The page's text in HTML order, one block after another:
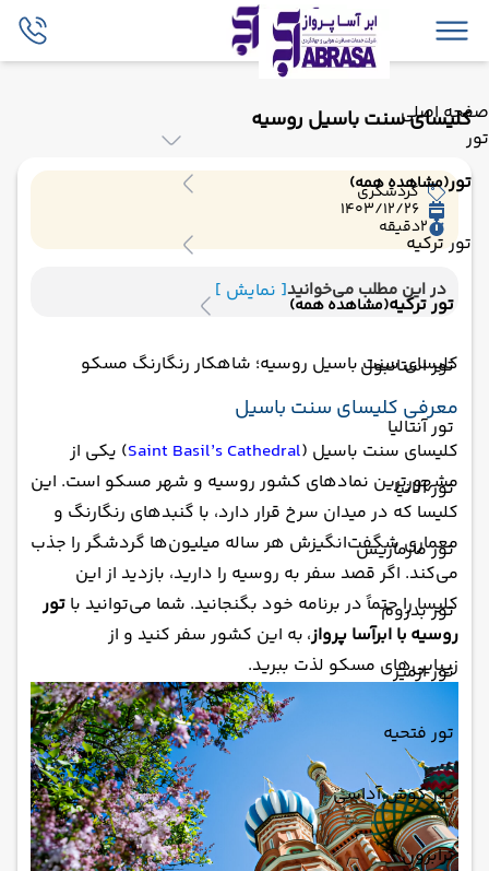
صفحه اصلی
تور
تور(مشاهده همه)
تور ترکیه
تور ترکیه(مشاهده همه)
تور استانبول
تور آنتالیا
تور آلانیا
تور مارماریس
تور بدروم
تور ازمیر
تور فتحیه
تور کوش آداسی
ترابزون
کلیسای سنت باسیل روسیه
گردشگری
1403/12/26
2دقیقه
در این مطلب می‌خوانید[ نمایش ]
کلیسای سنت باسیل روسیه؛ شاهکار رنگارنگ مسکو
معرفی کلیسای سنت باسیل
کلیسای سنت باسیل (Saint Basil’s Cathedral) یکی از
مشهورترین نمادهای کشور روسیه و شهر مسکو است. این
کلیسا که در میدان سرخ قرار دارد، با گنبدهای رنگارنگ و
معماری شگفت‌انگیزش هر ساله میلیون‌ها گردشگر را جذب
می‌کند. اگر قصد سفر به روسیه را دارید، بازدید از این
کلیسا را حتماً در برنامه خود بگنجانید. شما می‌توانید با تور
روسیه با ابرآسا پرواز، به این کشور سفر کنید و از
زیبایی‌های مسکو لذت ببرید.